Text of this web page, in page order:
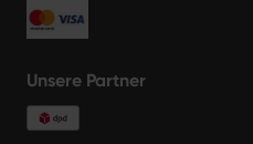
Unsere Partner